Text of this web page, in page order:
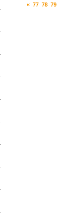
« 77 78 79